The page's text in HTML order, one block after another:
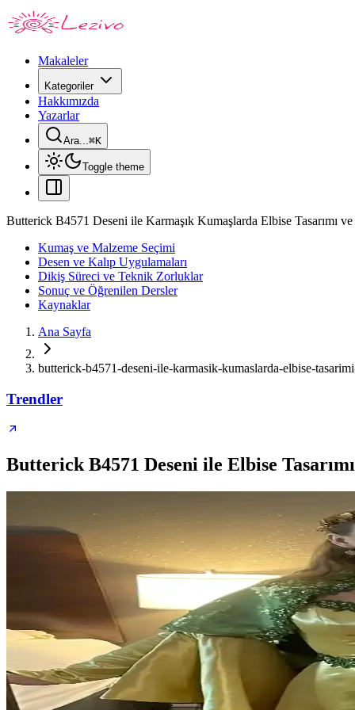
Makaleler
Kategoriler
Hakkımızda
Yazarlar
Ara...⌘K
Toggle theme
Butterick B4571 Deseni ile Karmaşık Kumaşlarda Elbise Tasarımı
Kumaş ve Malzeme Seçimi
Desen ve Kalıp Uygulamaları
Dikiş Süreci ve Teknik Zorluklar
Sonuç ve Öğrenilen Dersler
Kaynaklar
Ana Sayfa
butterick-b4571-deseni-ile-karmasik-kumaslarda-elbise-
Trendler
Butterick B4571 Deseni ile Elbise